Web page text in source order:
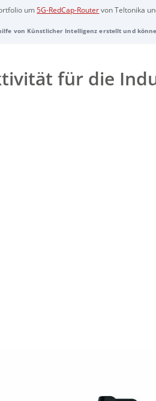
um5G-RedCap-Routervon Teltonika
IoT-Technologien wie LTE‑M oder
Einsatzfelder sind Automatisierung,
von Künstlicher Intelligenz erstellt und
für die